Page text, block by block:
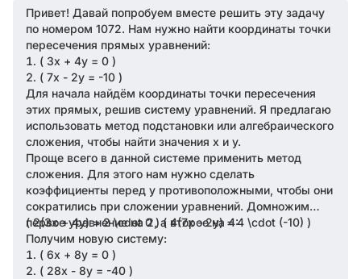
Привет! Давай попробуем вместе решить эту задачу
по номером 1072. Нам нужно найти координаты точки
пересечения прямых уравнений:
( 3x + 4y = 0 )
( 7x - 2y = -10 )
Для начала найдём координаты точки пересечения
этих прямых, решив систему уравнений. Я предлагаю
использовать метод подстановки или алгебраического
сложения, чтобы найти значения x и y.
Проще всего в данной системе применить метод
сложения. Для этого нам нужно сделать
коэффициенты перед y противоположными, чтобы они
сократились при сложении уравнений. Домножим
первое уравнение на 2, а второе на 4:
( 2(3x + 4y) = 2 \cdot 0 ) ( 4(7x - 2y) = 4 \cdot (-10) )
Получим новую систему:
( 6x + 8y = 0 )
( 28x - 8y = -40 )